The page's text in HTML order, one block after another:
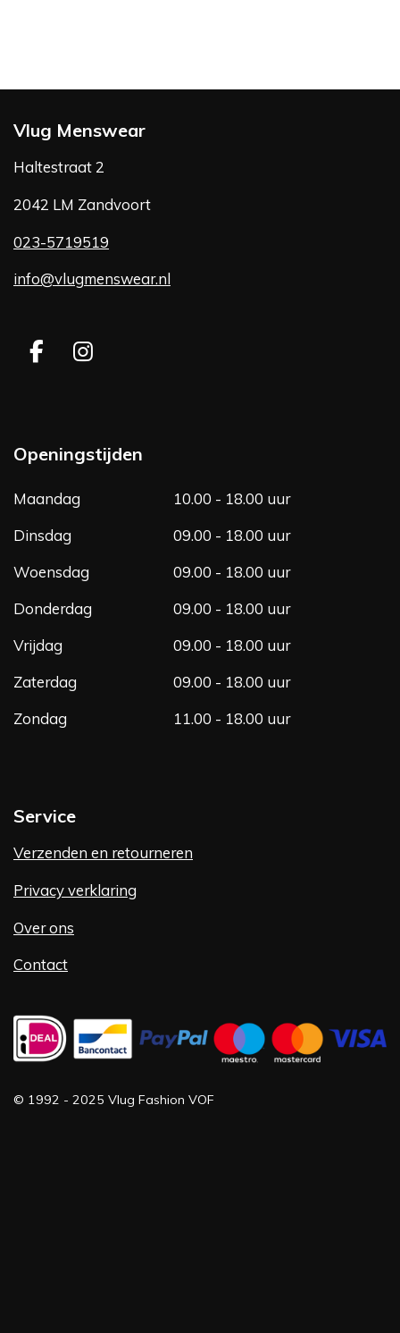
Vlug Menswear
Haltestraat 2
2042 LM Zandvoort
023-5719519
info@vlugmenswear.nl
F
b
k
I
a
g
Openingstijden
Maandag
10.00 - 18.00 uur
Dinsdag
09.00 - 18.00 uur
Woensdag
09.00 - 18.00 uur
Donderdag
09.00 - 18.00 uur
Vrijdag
09.00 - 18.00 uur
Zaterdag
09.00 - 18.00 uur
Zondag
11.00 - 18.00 uur
Service
Verzenden en retourneren
Privacy verklaring
Over ons
Contact
© 1992 - 2025 Vlug Fashion VOF